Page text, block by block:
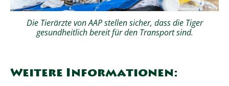
Die Tierärzte von AAP stellen sicher, dass die Tiger
gesundheitlich bereit für den Transport sind.
Weitere Informationen: